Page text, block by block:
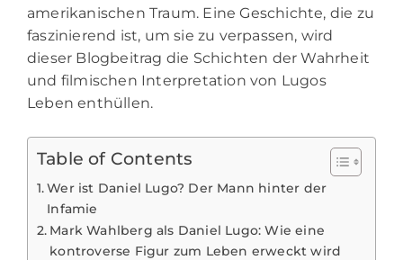
amerikanischen Traum. Eine Geschichte, die zu
faszinierend ist, um sie zu verpassen, wird
dieser Blogbeitrag die Schichten der Wahrheit
und filmischen Interpretation von Lugos
Leben enthüllen.
Table of Contents
Wer ist Daniel Lugo? Der Mann hinter der
Infamie
Mark Wahlberg als Daniel Lugo: Wie eine
kontroverse Figur zum Leben erweckt wird